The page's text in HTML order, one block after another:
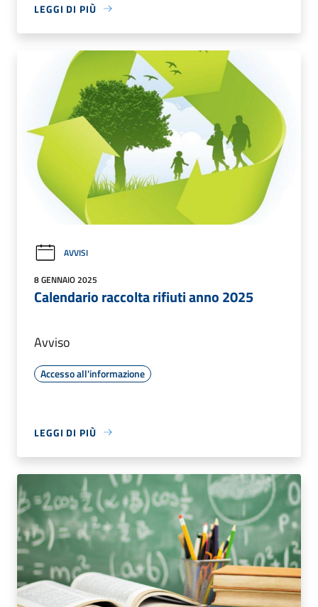
LEGGI DI PIÙ
AVVISI
8 GENNAIO 2025
Calendario raccolta rifiuti anno 2025
Avviso
Accesso all'informazione
LEGGI DI PIÙ